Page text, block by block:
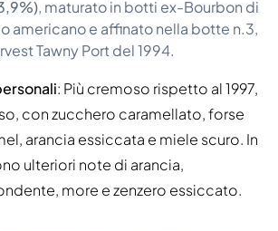
, maturato in botti ex-Bourbon di
americano e affinato nella botte n.3,
Tawny Port del 1994.
: Più cremoso rispetto al 1997,
con zucchero caramellato, forse
arancia essiccata e miele scuro. In
ulteriori note di arancia,
more e zenzero essiccato.